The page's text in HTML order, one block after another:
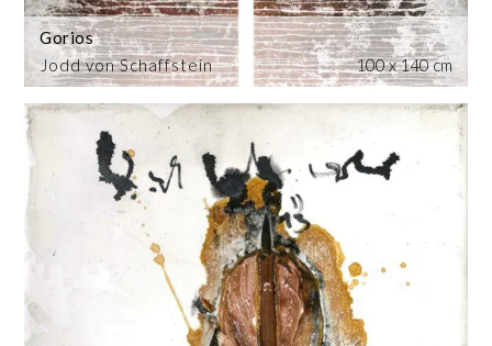
Jodd von Schaffstein
Gorios
100 x 140 cm